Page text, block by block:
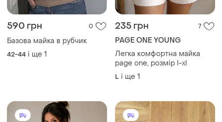
590 грн 0
Базова майка в рубчик
42-44 і ще 1
235 грн 7
PAGE ONE YOUNG
Легка комфортна майка
page one, розмір l-xl
L і ще 1